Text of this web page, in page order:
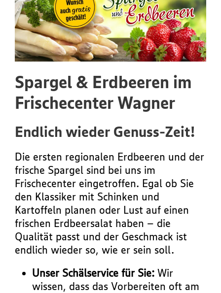
Spargel & Erdbeeren im
Frischecenter Wagner
Endlich wieder Genuss-Zeit!
Die ersten regionalen Erdbeeren und der
frische Spargel sind bei uns im
Frischecenter eingetroffen. Egal ob Sie
den Klassiker mit Schinken und
Kartoffeln planen oder Lust auf einen
frischen Erdbeersalat haben – die
Qualität passt und der Geschmack ist
endlich wieder so, wie er sein soll.
Unser Schälservice für Sie: Wir
wissen, dass das Vorbereiten oft am